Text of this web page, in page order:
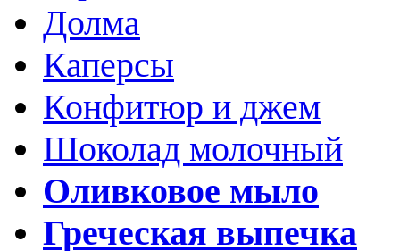
Долма
Каперсы
Конфитюр и джем
Шоколад молочный
Оливковое мыло
Греческая выпечка